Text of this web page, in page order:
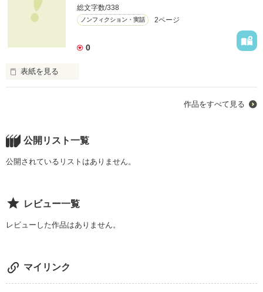
総文字数/338
ノンフィクション・実話 2ページ
0
表紙を見る
作品をすべて見る
公開リスト一覧
公開されているリストはありません。
レビュー一覧
レビューした作品はありません。
マイリンク